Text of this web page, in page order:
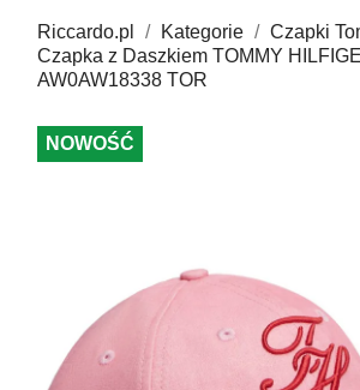
Riccardo.pl Kategorie
Czapki
Czapka z Daszkiem TOMMY
AW0AW18338 TOR
NOWOŚĆ